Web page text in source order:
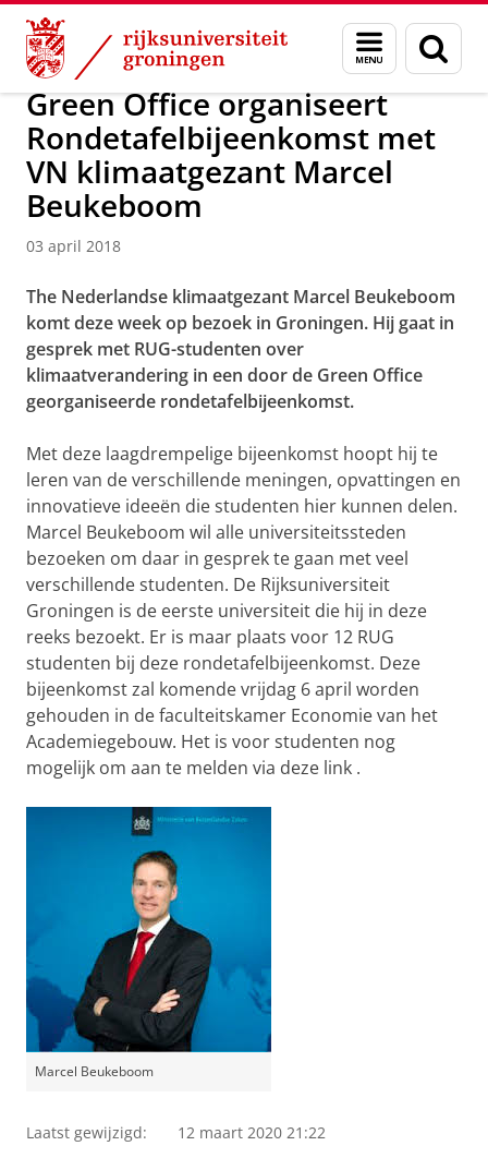
Skip
Content
Skip
Navigation
Menu
en
zoeken
Over ons Actueel Nieuws Nieuwsberichten
Green Office organiseert
Rondetafelbijeenkomst met
VN klimaatgezant Marcel
Beukeboom
03 april 2018
The Nederlandse klimaatgezant Marcel Beukeboom
komt deze week op bezoek in Groningen. Hij gaat in
gesprek met RUG-studenten over
klimaatverandering in een door de Green Office
georganiseerde rondetafelbijeenkomst.
Met deze laagdrempelige bijeenkomst hoopt hij te
leren van de verschillende meningen, opvattingen en
innovatieve ideeën die studenten hier kunnen delen.
Marcel Beukeboom wil alle universiteitssteden
bezoeken om daar in gesprek te gaan met veel
verschillende studenten. De Rijksuniversiteit
Groningen is de eerste universiteit die hij in deze
reeks bezoekt. Er is maar plaats voor 12 RUG
studenten bij deze rondetafelbijeenkomst. Deze
bijeenkomst zal komende vrijdag 6 april worden
gehouden in de faculteitskamer Economie van het
Academiegebouw. Het is voor studenten nog
mogelijk om aan te melden via deze link .
Marcel Beukeboom
Laatst gewijzigd: 12 maart 2020 21:22